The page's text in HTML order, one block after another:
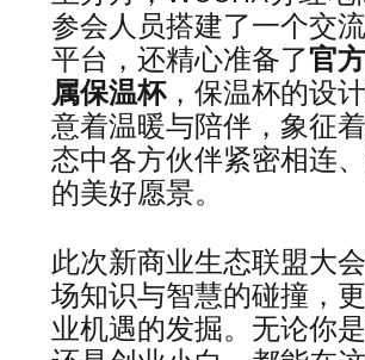
参会人员搭建了一个交
平台，还精心准备了官
属保温杯，保温杯的设
意着温暖与陪伴，象征
态中各方伙伴紧密相连
的美好愿景。
此次新商业生态联盟大
场知识与智慧的碰撞，
业机遇的发掘。无论你